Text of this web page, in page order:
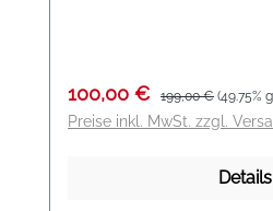
Handgefertigt in Europa
Kopenhagen, hergestellt
Modelname: CPH 433
Verkaufspreis:
100,00 € Regulärer Preis:
199,00 € (49.75%
Preise inkl. MwSt. zzgl.
Details